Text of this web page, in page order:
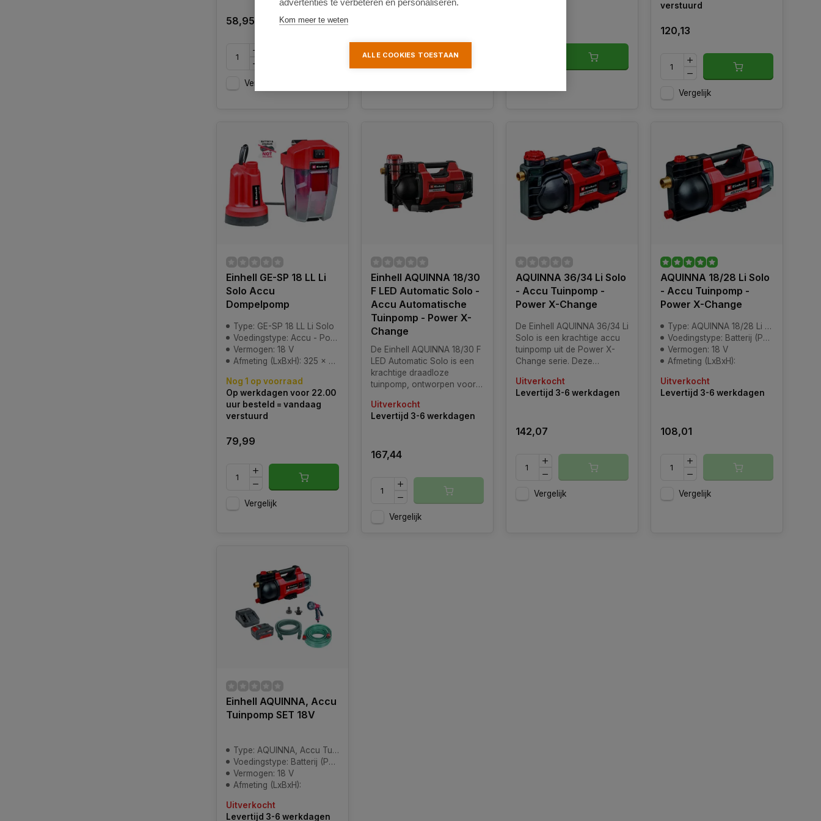
58,95
Vergelijk
verpompen van vuil water,
verstuurd
120,13
Vergelijk
Einhell GE-SP 18 LL Li
Solo Accu
Dompelpomp
Type: GE-SP 18 LL Li Solo
Voedingstype: Accu - Power-X-Change
Vermogen: 18 V
Afmeting (LxBxH): 325 x 255 x 265 mm
Nog 1 op voorraad
Op werkdagen voor 22.00
uur besteld = vandaag
verstuurd
79,99
Vergelijk
Einhell AQUINNA 18/30
F LED Automatic Solo -
Accu Automatische
Tuinpomp - Power X-
Change
De Einhell AQUINNA 18/30 F
LED Automatic Solo is een
krachtige draadloze
tuinpomp, ontworpen voor
watervoorziening. Als
onderdeel van de Power X-
beschikt hij over een tweede
Uitverkocht
Levertijd 3-6 werkdagen
167,44
Vergelijk
AQUINNA 36/34 Li Solo
- Accu Tuinpomp -
Power X-Change
De Einhell AQUINNA 36/34 Li
Solo is een krachtige accu
tuinpomp uit de Power X-
Change serie. Deze
ontworpen om een hogere
waterstroom te bieden,
Uitverkocht
Levertijd 3-6 werkdagen
142,07
Vergelijk
AQUINNA 18/28 Li Solo
- Accu Tuinpomp -
Power X-Change
Type: AQUINNA 18/28 Li Solo
Voedingstype: Batterij (PXC- niet inbegrepen)
Vermogen: 18 V
Afmeting (LxBxH):
Uitverkocht
Levertijd 3-6 werkdagen
108,01
Vergelijk
Einhell AQUINNA, Accu
Tuinpomp SET 18V
Type: AQUINNA, Accu Tuinpomp SET 18V
Voedingstype: Batterij (PXC)
Vermogen: 18 V
Afmeting (LxBxH):
Uitverkocht
Levertijd 3-6 werkdagen
advertenties te verbeteren en personaliseren.
Kom meer te weten
ALLE COOKIES TOESTAAN